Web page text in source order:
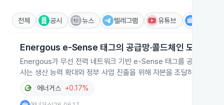
전체 공시 뉴스 텔레그램 유튜브
Energous e‑Sense 태그의 공급망·콜드체인 도입
Energous가 무선 전력 네트워크 기반 e‑Sense 태그를 공급망, 물
사는 생산 능력 확대와 정부 사업 진출을 위해 자본을 조달하고 미국
에너거스 +0.17%